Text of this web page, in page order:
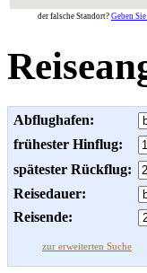
der falsche Standort? Geben
Abflughafen:
frühester Hinflug:
spätester Rückflug:
Reisedauer:
Reisende:
zur erweiterten Suche